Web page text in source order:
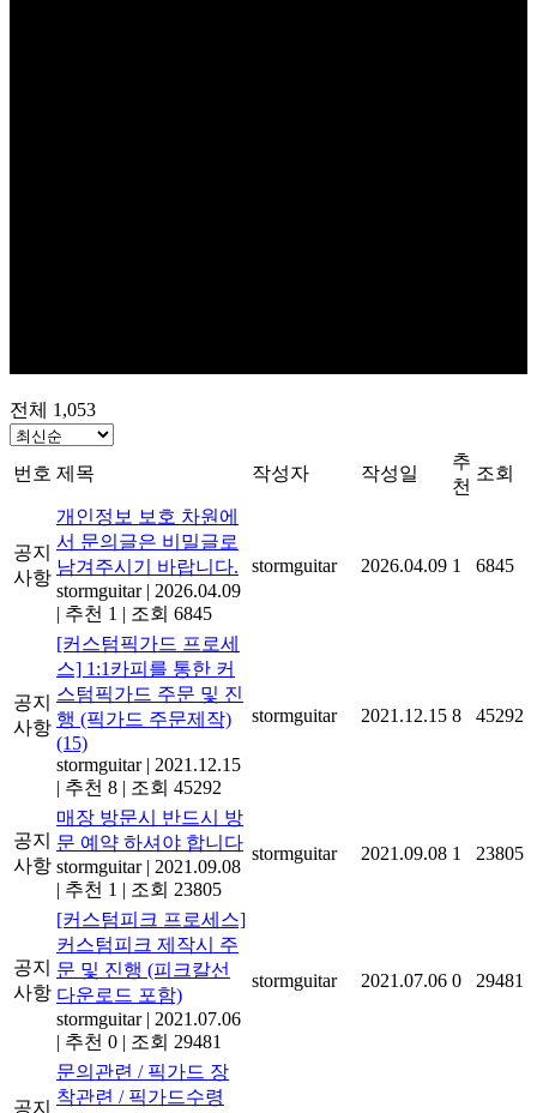
전체 1,053
번호 제목 작성자 작성일
추
천
조회
공지
사항
개인정보 보호 차원에
서 문의글은 비밀글로
남겨주시기 바랍니다.
stormguitar | 2026.04.09
| 추천 1 | 조회 6845
stormguitar 2026.04.09 1 6845
공지
사항
[커스텀픽가드 프로세
스] 1:1카피를 통한 커
스텀픽가드 주문 및 진
행 (픽가드 주문제작)
(15)
stormguitar | 2021.12.15
| 추천 8 | 조회 45292
stormguitar 2021.12.15 8 45292
공지
사항
매장 방문시 반드시 방
문 예약 하셔야 합니다
stormguitar | 2021.09.08
| 추천 1 | 조회 23805
stormguitar 2021.09.08 1 23805
공지
사항
[커스텀피크 프로세스]
커스텀피크 제작시 주
문 및 진행 (피크칼선
다운로드 포함)
stormguitar | 2021.07.06
| 추천 0 | 조회 29481
stormguitar 2021.07.06 0 29481
공지
문의관련 / 픽가드 장
착관련 / 픽가드수령